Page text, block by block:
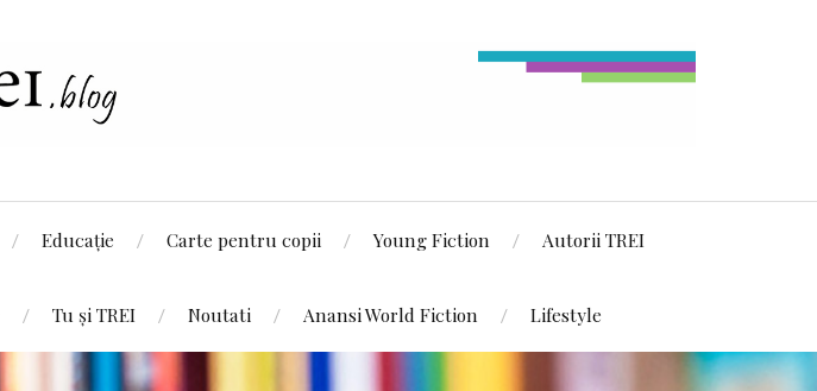
Educație Carte pentru copii Young Fiction Autorii TREI
Tu și TREI Noutati Anansi World Fiction Lifestyle